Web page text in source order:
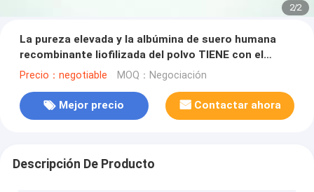
2/2
La pureza elevada y la albúmina de suero humana
recombinante liofilizada del polvo TIENE con el
componente animal libre
Precio：negotiable MOQ：Negociación
Mejor precio Contactar ahora
Descripción De Producto